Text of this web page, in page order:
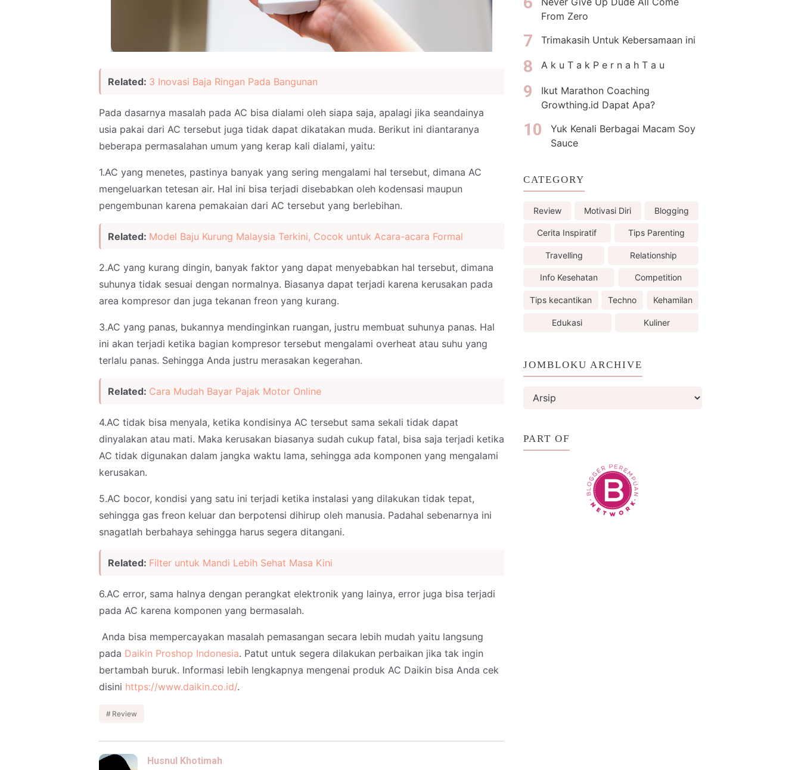
Related: 3 Inovasi Baja Ringan Pada Bangunan
Pada dasarnya masalah pada AC bisa dialami oleh siapa saja, apalagi jika seandainya
usia pakai dari AC tersebut juga tidak dapat dikatakan muda. Berikut ini diantaranya
beberapa permasalahan umum yang kerap kali dialami, yaitu:
1.AC yang menetes, pastinya banyak yang sering mengalami hal tersebut, dimana AC
mengeluarkan tetesan air. Hal ini bisa terjadi disebabkan oleh kodensasi maupun
pengembunan karena pemakaian dari AC tersebut yang berlebihan.
Related: Model Baju Kurung Malaysia Terkini, Cocok untuk Acara-acara Formal
2.AC yang kurang dingin, banyak faktor yang dapat menyebabkan hal tersebut, dimana
suhunya tidak sesuai dengan normalnya. Biasanya dapat terjadi karena kerusakan pada
area kompresor dan juga tekanan freon yang kurang.
3.AC yang panas, bukannya mendinginkan ruangan, justru membuat suhunya panas. Hal
ini akan terjadi ketika bagian kompresor tersebut mengalami overheat atau suhu yang
terlalu panas. Sehingga Anda justru merasakan kegerahan.
Related: Cara Mudah Bayar Pajak Motor Online
4.AC tidak bisa menyala, ketika kondisinya AC tersebut sama sekali tidak dapat
dinyalakan atau mati. Maka kerusakan biasanya sudah cukup fatal, bisa saja terjadi ketika
AC tidak digunakan dalam jangka waktu lama, sehingga ada komponen yang mengalami
kerusakan.
5.AC bocor, kondisi yang satu ini terjadi ketika instalasi yang dilakukan tidak tepat,
sehingga gas freon keluar dan berpotensi dihirup oleh manusia. Padahal sebenarnya ini
snagatlah berbahaya sehingga harus segera ditangani.
Related: Filter untuk Mandi Lebih Sehat Masa Kini
6.AC error, sama halnya dengan perangkat elektronik yang lainya, error juga bisa terjadi
pada AC karena komponen yang bermasalah.
Anda bisa mempercayakan masalah pemasangan secara lebih mudah yaitu langsung
pada Daikin Proshop Indonesia. Patut untuk segera dilakukan perbaikan jika tak ingin
bertambah buruk. Informasi lebih lengkapnya mengenai produk AC Daikin bisa Anda cek
disini https://www.daikin.co.id/.
Review
Husnul Khotimah
From Zero
Trimakasih Untuk Kebersamaan ini
A k u T a k P e r n a h T a u
Ikut Marathon Coaching
Growthing.id Dapat Apa?
Yuk Kenali Berbagai Macam Soy
Sauce
CATEGORY
Review Motivasi Diri Blogging
Cerita Inspiratif Tips Parenting
Travelling Relationship
Info Kesehatan Competition
Tips kecantikan Techno Kehamilan
Edukasi Kuliner
JOMBLOKU ARCHIVE
PART OF